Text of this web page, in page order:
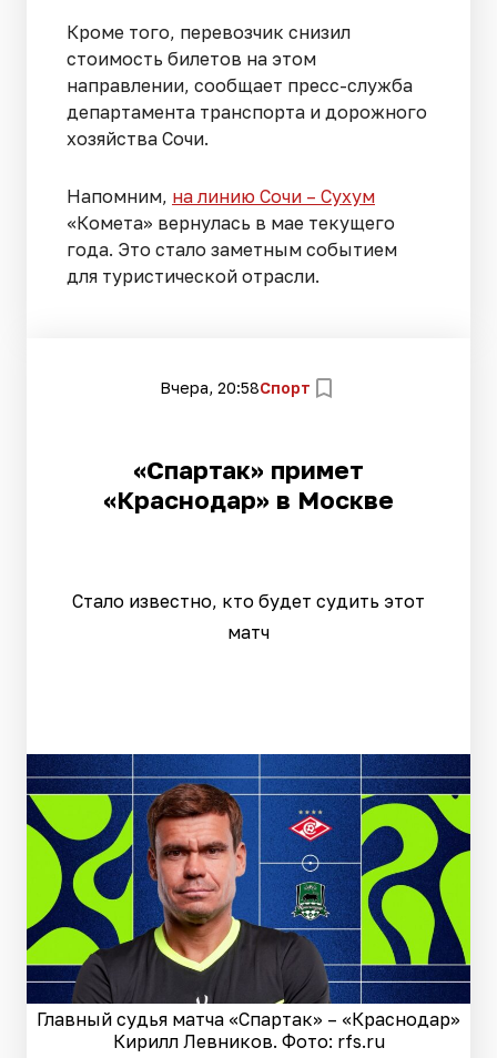
Кроме того, перевозчик снизил
стоимость билетов на этом
направлении, сообщает пресс-служба
департамента транспорта и дорожного
хозяйства Сочи.
Напомним, на линию Сочи – Сухум
«Комета» вернулась в мае текущего
года. Это стало заметным событием
для туристической отрасли.
Вчера, 20:58Спорт
«Спартак» примет
«Краснодар» в Москве
Стало известно, кто будет судить этот
матч
Главный судья матча «Спартак» – «Краснодар»
Кирилл Левников. Фото: rfs.ru